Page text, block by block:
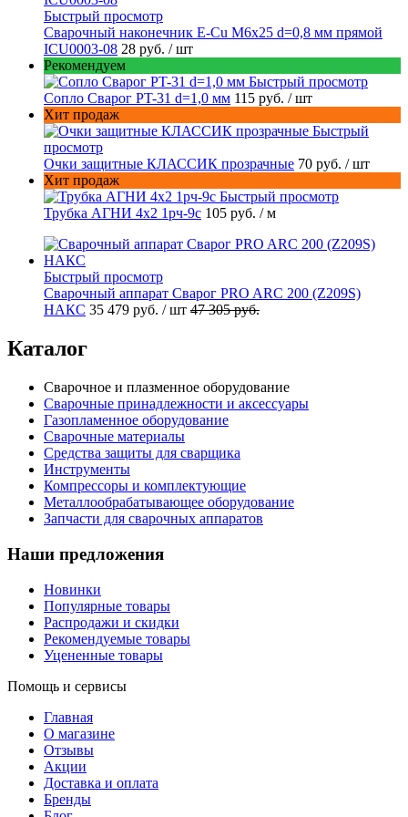
Быстрый просмотр
Сварочный наконечник E-Cu M6x25 d=0,8 мм прямой
ICU0003-08 28 руб. / шт
Рекомендуем
Быстрый просмотр
Сопло Сварог PT-31 d=1,0 мм 115 руб. / шт
Хит продаж
Быстрый
просмотр
Очки защитные КЛАССИК прозрачные 70 руб. / шт
Хит продаж
Быстрый просмотр
Трубка АГНИ 4х2 1рч-9с 105 руб. / м
Быстрый просмотр
Сварочный аппарат Сварог PRO ARC 200 (Z209S)
НАКС 35 479 руб. / шт 47 305 руб.
Каталог
Сварочное и плазменное оборудование
Сварочные принадлежности и аксессуары
Газопламенное оборудование
Сварочные материалы
Средства защиты для сварщика
Инструменты
Компрессоры и комплектующие
Металлообрабатывающее оборудование
Запчасти для сварочных аппаратов
Наши предложения
Новинки
Популярные товары
Распродажи и скидки
Рекомендуемые товары
Уцененные товары
Помощь и сервисы
Главная
О магазине
Отзывы
Акции
Доставка и оплата
Бренды